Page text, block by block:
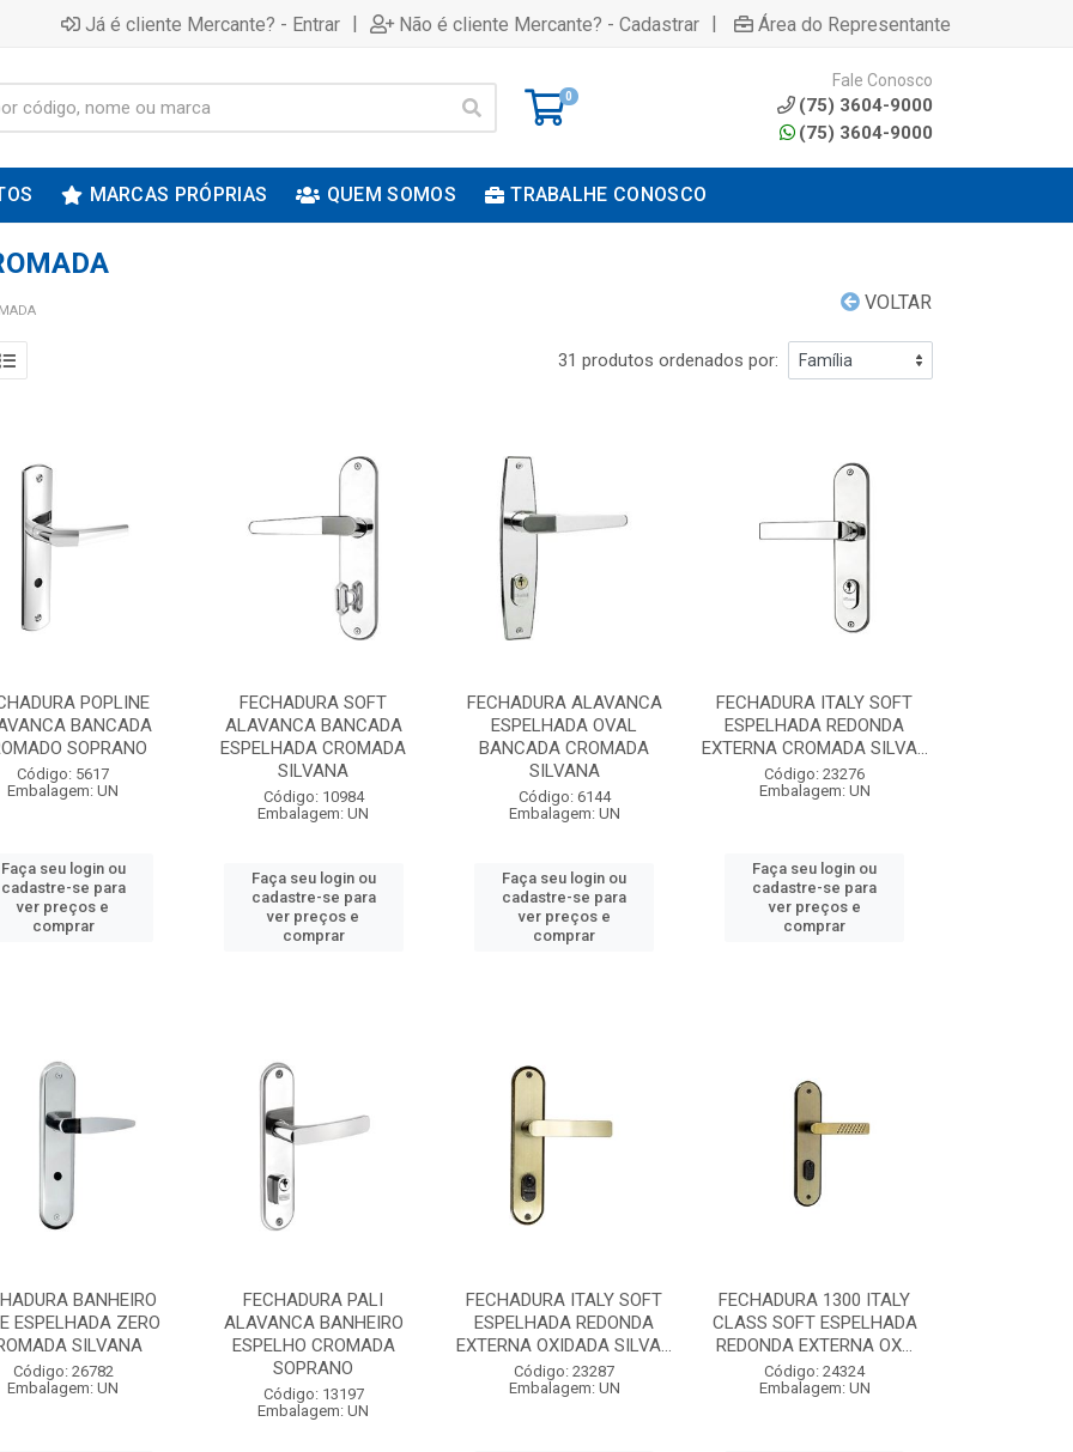
Já é cliente Mercante? - Entrar | Não é cliente Mercante? - Cadastrar | Área do Representante
0
Fale Conosco
(75) 3604-9000
(75) 3604-9000
MARCAS PRÓPRIAS QUEM SOMOS TRABALHE CONOSCO
VOLTAR
31 produtos ordenados por:
POPLINE
BANCADA
SOPRANO
Código: 5617
Embalagem: UN
Faça seu login ou
cadastre-se para
ver preços e
comprar
FECHADURA SOFT
ALAVANCA BANCADA
ESPELHADA CROMADA
SILVANA
Código: 10984
Embalagem: UN
Faça seu login ou
cadastre-se para
ver preços e
comprar
FECHADURA ALAVANCA
ESPELHADA OVAL
BANCADA CROMADA
SILVANA
Código: 6144
Embalagem: UN
Faça seu login ou
cadastre-se para
ver preços e
comprar
FECHADURA ITALY SOFT
ESPELHADA REDONDA
EXTERNA CROMADA SILVA...
Código: 23276
Embalagem: UN
Faça seu login ou
cadastre-se para
ver preços e
comprar
BANHEIRO
ESPELHADA ZERO
SILVANA
Código: 26782
Embalagem: UN
FECHADURA PALI
ALAVANCA BANHEIRO
ESPELHO CROMADA
SOPRANO
Código: 13197
Embalagem: UN
FECHADURA ITALY SOFT
ESPELHADA REDONDA
EXTERNA OXIDADA SILVA...
Código: 23287
Embalagem: UN
FECHADURA 1300 ITALY
CLASS SOFT ESPELHADA
REDONDA EXTERNA OX...
Código: 24324
Embalagem: UN